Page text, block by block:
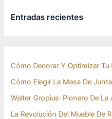
Entradas recientes
Cómo Decorar Y Optimizar Tu
Cómo Elegir La Mesa De
Walter Gropius: Pionero De
La Revolución Del Mueble De